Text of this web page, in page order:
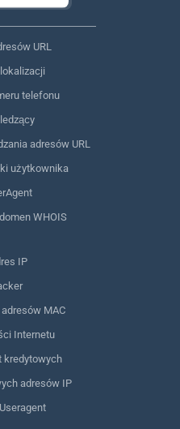
URL
telefonu
adresów URL
użytkownika
WHOIS
IP
MAC
Internetu
kredytowych
adresów IP